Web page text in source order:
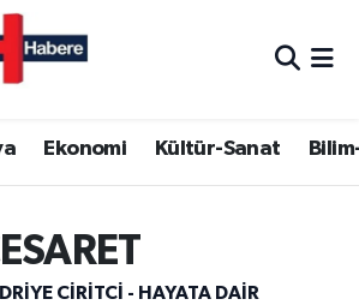
Ekonomi Kültür-Sanat
CIRITCI - HAYATA DAİR
Durumu ve Fikstür